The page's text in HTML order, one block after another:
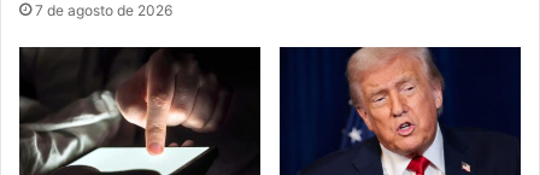
7 de agosto de 2026